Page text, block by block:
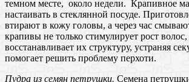
темном месте, около недели. Крапивное
настаивать в стеклянной посуде.
втирают в кожу головы, а через час
крапивы не только стимулирует рост
восстанавливает их структуру, устраняя
помогает решить проблему перхоти.
Пудра из семян петрушки. Семена